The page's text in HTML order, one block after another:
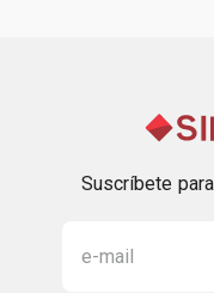
Suscríbete